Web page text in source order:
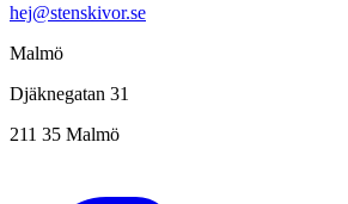
hej@stenskivor.se
Malmö
Djäknegatan 31
211 35 Malmö